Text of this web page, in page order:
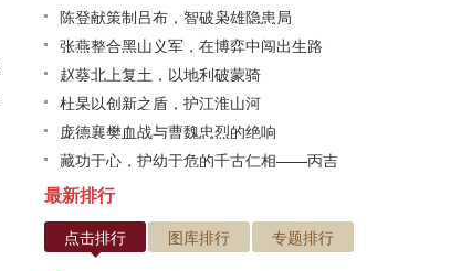
陈登献策制吕布，智破枭雄隐患局
张燕整合黑山义军，在博弈中闯出生路
赵葵北上复土，以地利破蒙骑
杜杲以创新之盾，护江淮山河
庞德襄樊血战与曹魏忠烈的绝响
藏功于心，护幼于危的千古仁相——丙吉
最新排行
点击排行 图库排行 专题排行